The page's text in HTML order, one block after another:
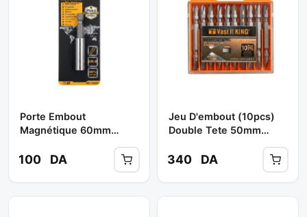
Porte Embout
Magnétique 60mm
FIXTOP
100 DA
Jeu D'embout (10pcs)
Double Tete 50mm
KING
340 DA